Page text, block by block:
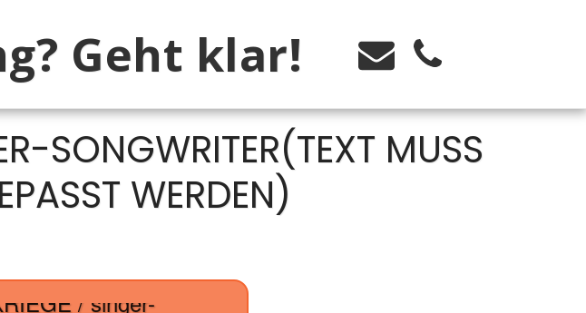
Geht klar!
SONGWRITER(TEXT MUSS
WERDEN)